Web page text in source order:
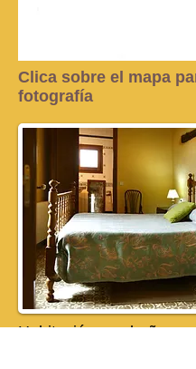
Clica sobre el mapa
fotografía
Habitación con baño.